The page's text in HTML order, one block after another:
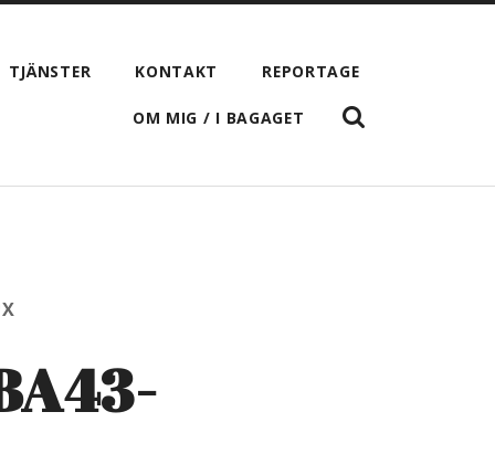
TJÄNSTER KONTAKT REPORTAGE
OM MIG / I BAGAGET
VISA
SÖKFÄLTET